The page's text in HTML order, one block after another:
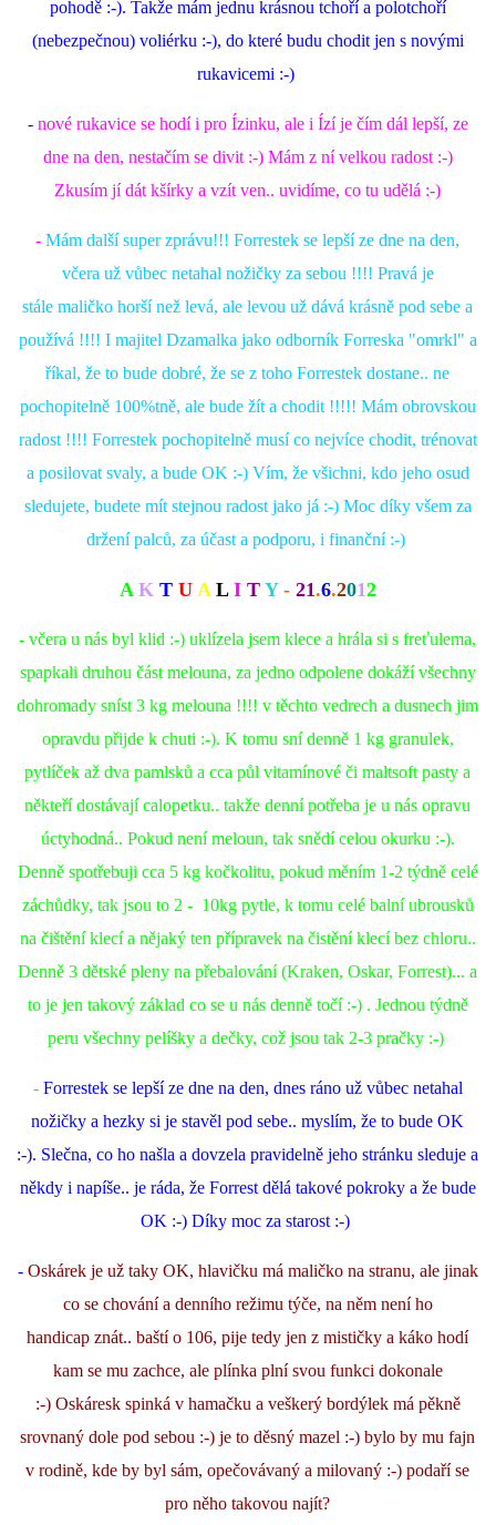
pohodě :-). Takže mám jednu krásnou tchoří a polotchoří
(nebezpečnou) voliérku :-), do které budu chodit jen s novými
rukavicemi :-)
- nové rukavice se hodí i pro Ízinku, ale i Ízí je čím dál lepší, ze
dne na den, nestačím se divit :-) Mám z ní velkou radost :-)
Zkusím jí dát kšírky a vzít ven.. uvidíme, co tu udělá :-)
- Mám další super zprávu!!! Forrestek se lepší ze dne na den,
včera už vůbec netahal nožičky za sebou !!!! Pravá je
stále maličko horší než levá, ale levou už dává krásně pod sebe a
používá !!!! I majitel Dzamalka jako odborník Forreska "omrkl" a
říkal, že to bude dobré, že se z toho Forrestek dostane.. ne
pochopitelně 100%tně, ale bude žít a chodit !!!!! Mám obrovskou
radost !!!! Forrestek pochopitelně musí co nejvíce chodit, trénovat
a posilovat svaly, a bude OK :-) Vím, že všichni, kdo jeho osud
sledujete, budete mít stejnou radost jako já :-) Moc díky všem za
držení palců, za účast a podporu, i finanční :-)
AK T U A L I T Y- 21.6.2012
- včera u nás byl klid :-) uklízela jsem klece a hrála si s freťulema,
spapkali druhou část melouna, za jedno odpolene dokáží všechny
dohromady sníst 3 kg melouna !!!! v těchto vedrech a dusnech jim
opravdu přijde k chuti :-). K tomu sní denně 1 kg granulek,
pytlíček až dva pamlsků a cca půl vitamínové či maltsoft pasty a
někteří dostávají calopetku.. takže denní potřeba je u nás opravu
úctyhodná.. Pokud není meloun, tak snědí celou okurku :-).
Denně spotřebuji cca 5 kg kočkolitu, pokud měním 1-2 týdně celé
záchůdky, tak jsou to 2 - 10kg pytle, k tomu celé balní ubrousků
na čištění klecí a nějaký ten přípravek na čistění klecí bez chloru..
Denně 3 dětské pleny na přebalování (Kraken, Oskar, Forrest)... a
to je jen takový základ co se u nás denně točí :-) . Jednou týdně
peru všechny pelíšky a dečky, což jsou tak 2-3 pračky :-)
- Forrestek se lepší ze dne na den, dnes ráno už vůbec netahal
nožičky a hezky si je stavěl pod sebe.. myslím, že to bude OK
:-). Slečna, co ho našla a dovzela pravidelně jeho stránku sleduje a
někdy i napíše.. je ráda, že Forrest dělá takové pokroky a že bude
OK :-) Díky moc za starost :-)
- Oskárek je už taky OK, hlavičku má maličko na stranu, ale jinak
co se chování a denního režimu týče, na něm není ho
handicap znát.. baští o 106, pije tedy jen z mističky a káko hodí
kam se mu zachce, ale plínka plní svou funkci dokonale
:-) Oskáresk spinká v hamačku a veškerý bordýlek má pěkně
srovnaný dole pod sebou :-) je to děsný mazel :-) bylo by mu fajn
v rodině, kde by byl sám, opečovávaný a milovaný :-) podaří se
pro něho takovou najít?